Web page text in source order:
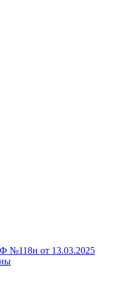
№118н от 13.03.2025